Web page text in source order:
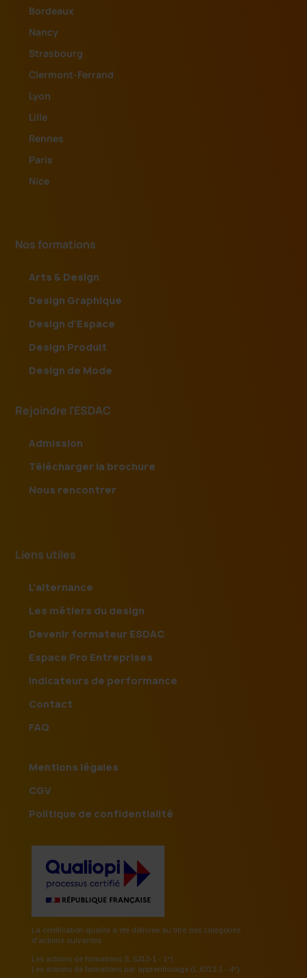
Bordeaux
Nancy
Strasbourg
Clermont-Ferrand
Lyon
Lille
Rennes
Paris
Nice
Nos formations
Arts & Design
Design Graphique
Design d'Espace
Design Produit
Design de Mode
Rejoindre l'ESDAC
Admission
Télécharger la brochure
Nous rencontrer
Liens utiles
L'alternance
Les métiers du design
Devenir formateur ESDAC
Espace Pro Entreprises
Indicateurs de performance
Contact
FAQ
Mentions légales
CGV
Politique de confidentialité
La certification qualité a été délivrée au titre des catégories
d'actions suivantes :
Les actions de formations (L.6313-1 - 1°)
Les actions de formations par apprentissage (L.6313-1 - 4°)